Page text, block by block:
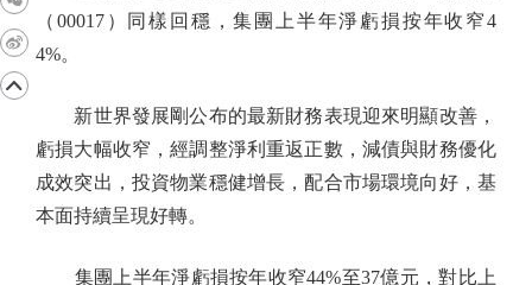
（00017）同樣回穩，集團上半年淨虧損按年收窄4
4%。
新世界發展剛公布的最新財務表現迎來明顯改善，
虧損大幅收窄，經調整淨利重返正數，減債與財務優化
成效突出，投資物業穩健增長，配合市場環境向好，基
本面持續呈現好轉。
集團上半年淨虧損按年收窄44%至37億元，對比上